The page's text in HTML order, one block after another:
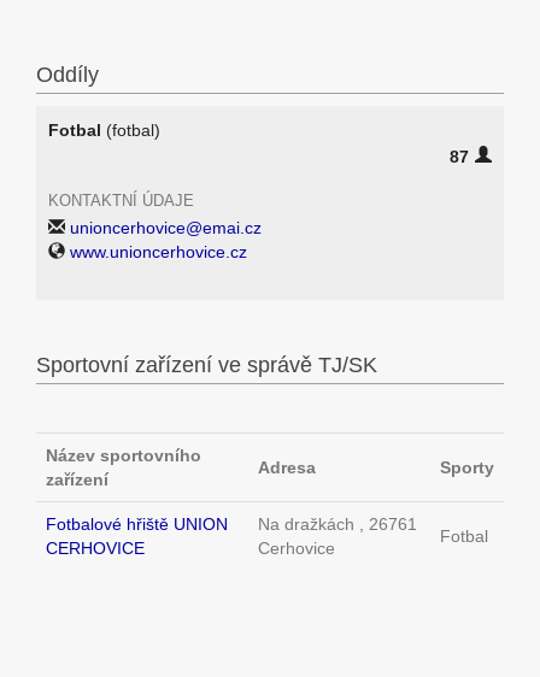
Oddíly
Fotbal (fotbal)
87
KONTAKTNÍ ÚDAJE
unioncerhovice@emai.cz
www.unioncerhovice.cz
Sportovní zařízení ve správě TJ/SK
Název sportovního
zařízení
Adresa Sporty
Fotbalové hřiště UNION
CERHOVICE
Na dražkách , 26761
Cerhovice
Fotbal